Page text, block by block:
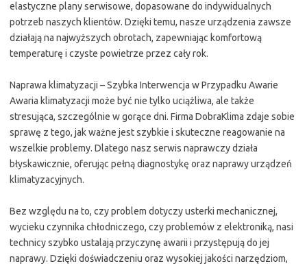
elastyczne plany serwisowe, dopasowane do indywidualnych
potrzeb naszych klientów. Dzięki temu, nasze urządzenia zawsze
działają na najwyższych obrotach, zapewniając komfortową
temperaturę i czyste powietrze przez cały rok.
Naprawa klimatyzacji – Szybka Interwencja w Przypadku Awarie
Awaria klimatyzacji może być nie tylko uciążliwa, ale także
stresująca, szczególnie w gorące dni. Firma DobraKlima zdaje sobie
sprawę z tego, jak ważne jest szybkie i skuteczne reagowanie na
wszelkie problemy. Dlatego nasz serwis naprawczy działa
błyskawicznie, oferując pełną diagnostykę oraz naprawy urządzeń
klimatyzacyjnych.
Bez względu na to, czy problem dotyczy usterki mechanicznej,
wycieku czynnika chłodniczego, czy problemów z elektroniką, nasi
technicy szybko ustalają przyczynę awarii i przystępują do jej
naprawy. Dzięki doświadczeniu oraz wysokiej jakości narzędziom,